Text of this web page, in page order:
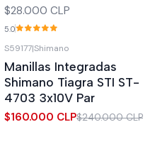
$28.000 CLP
5.0
-33%
Agotado
S59177|Shimano
Manillas Integradas
Shimano Tiagra STI ST-
4703 3x10V Par
$160.000 CLP$240.000 CLP